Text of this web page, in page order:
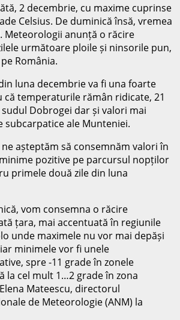
2 decembrie, cu maxime cuprinse
Celsius. De duminică însă, vremea
Meteorologii anunță o răcire
următoare ploile și ninsorile pun,
România.
luna decembrie va fi una foarte
că temperaturile rămân ridicate, 21
Dobrogei dar și valori mai
subcarpatice ale Munteniei.
așteptăm să consemnăm valori în
pozitive pe parcursul nopților
primele două zile din luna
vom consemna o răcire
țara, mai accentuată în regiunile
unde maximele nu vor mai depăși
minimele vor fi unele
spre -11 grade în zonele
la cel mult 1…2 grade în zona
Mateescu, directorul
de Meteorologie (ANM) la